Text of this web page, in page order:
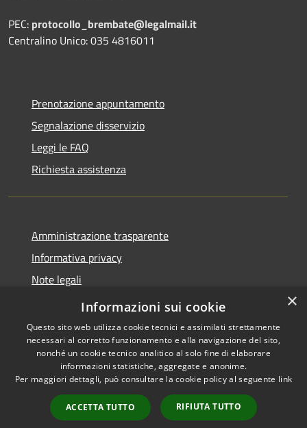
PEC: protocollo_brembate@legalmail.it
Centralino Unico: 035 4816011
Prenotazione appuntamento
Segnalazione disservizio
Leggi le FAQ
Richiesta assistenza
Amministrazione trasparente
Informativa privacy
Note legali
Dichiarazione di accessibilità
Accessibilità
Copyright © 2026 • Comune di
Brembate • Powered by
Municipium•
Accesso
redazione
×
Informazioni sui cookie
Questo sito web utilizza cookie tecnici e assimilati strettamente
necessari al corretto funzionamento e alla navigazione del sito,
nonché un cookie tecnico analitico al solo fine di elaborare
informazioni statistiche, aggregate e anonime.
Per maggiori dettagli, può consultare la cookie policy al seguente link
ACCETTA TUTTO RIFIUTA TUTTO